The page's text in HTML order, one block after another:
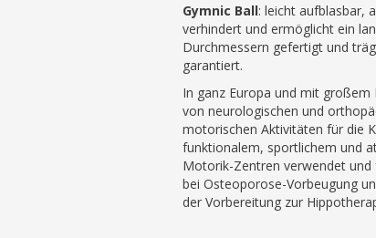
Gymnic Ball: leicht aufblasbar,
verhindert und ermöglicht ein
Durchmessern gefertigt und
garantiert.
In ganz Europa und mit
von neurologischen und
motorischen Aktivitäten für die
funktionalem, sportlichem und
Motorik-Zentren verwendet und
bei Osteoporose-Vorbeugung
der Vorbereitung zur